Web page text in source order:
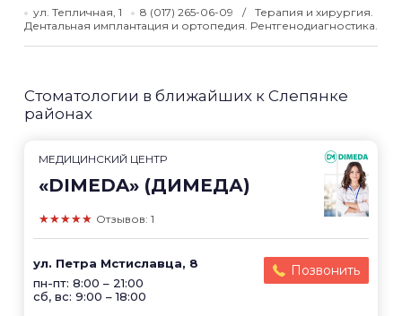
ул. Тепличная, 1 8 (017) 265-06-09
Терапия и хирургия.
Дентальная имплантация и ортопедия. Рентгенодиагностика.
Стоматологии в ближайших к Слепянке
районах
МЕДИЦИНСКИЙ ЦЕНТР
«DIMEDA» (ДИМЕДА)
★★★★★ Отзывов: 1
ул. Петра Мстиславца, 8
пн-пт: 8:00 – 21:00
сб, вс: 9:00 – 18:00
Позвонить